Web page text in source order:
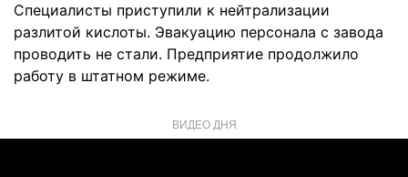
Специалисты приступили к нейтрализации
разлитой кислоты. Эвакуацию персонала с завода
проводить не стали. Предприятие продолжило
работу в штатном режиме.
ВИДЕО ДНЯ